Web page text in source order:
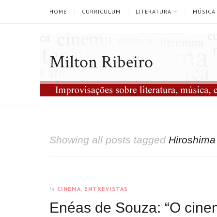
HOME CURRICULUM LITERATURA MÚSICA
Milton Ribeiro
Showing all posts tagged
In CINEMA ENTREVISTAS
Enéas de Souza: “O